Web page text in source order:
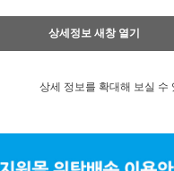
상세정보 새창 열기
상세 정보를 확대해 보실 수